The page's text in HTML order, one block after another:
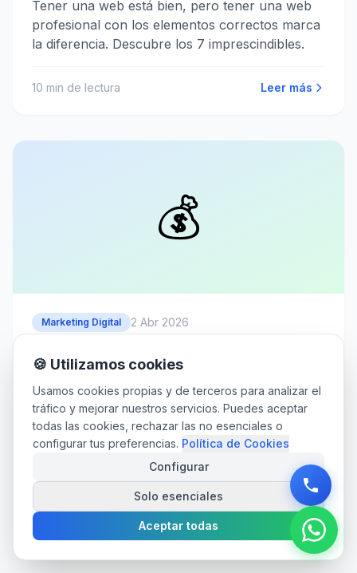
Tener una web está bien, pero tener una web
profesional con los elementos correctos marca
la diferencia. Descubre los 7 imprescindibles.
10 min de lectura Leer más
💰
Marketing Digital 2 Abr 2026
Cuanto deberia gastar un autonomo
en marketing digital?
La pregunta que todo autonomo se hace:
cuanto debo invertir en marketing digital? Te
damos cifras reales, ejemplos concretos y un
plan por fases desde 0 euros hasta 200 euros
al mes.
Leer más
🍪 Utilizamos cookies
Usamos cookies propias y de terceros para analizar el
tráfico y mejorar nuestros servicios. Puedes aceptar
todas las cookies, rechazar las no esenciales o
configurar tus preferencias. Política de Cookies
Configurar
Solo esenciales
Aceptar todas